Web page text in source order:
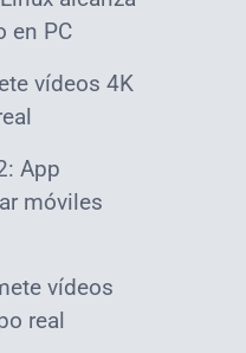
en PC
vídeos 4K
App
móviles
vídeos
real